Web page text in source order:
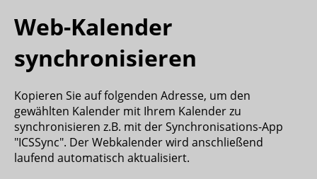
Web-Kalender
synchronisieren
Kopieren Sie auf folgenden Adresse, um den
gewählten Kalender mit Ihrem Kalender zu
synchronisieren z.B. mit der Synchronisations-App
"ICSSync". Der Webkalender wird anschließend
laufend automatisch aktualisiert.